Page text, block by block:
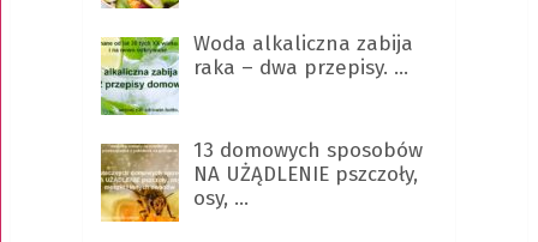
Woda alkaliczna zabija
raka – dwa przepisy. …
13 domowych sposobów
NA UŻĄDLENIE pszczoły,
osy, …